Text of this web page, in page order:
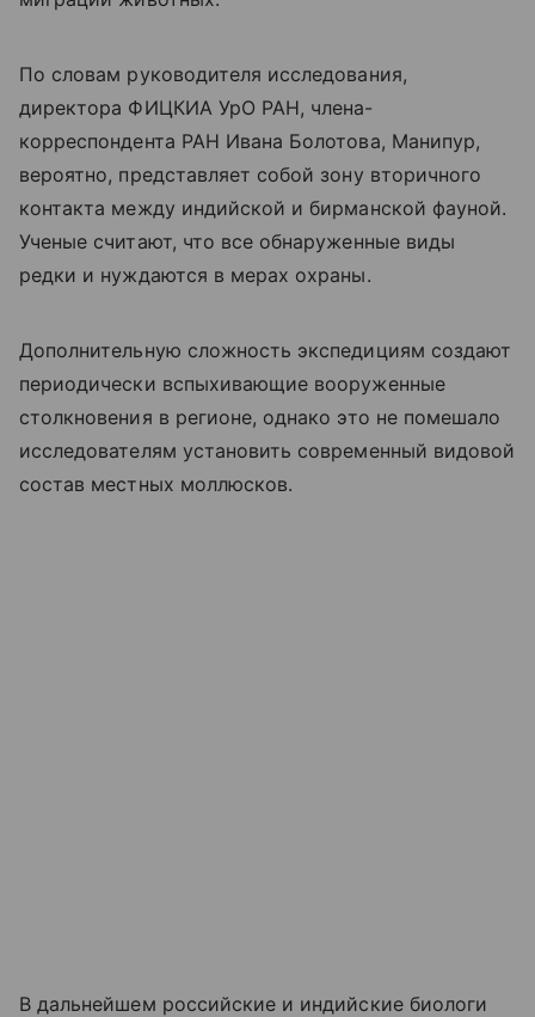
По словам руководителя исследования,
директора ФИЦКИА УрО РАН, члена-
корреспондента РАН Ивана Болотова, Манипур,
вероятно, представляет собой зону вторичного
контакта между индийской и бирманской фауной.
Ученые считают, что все обнаруженные виды
редки и нуждаются в мерах охраны.
Дополнительную сложность экспедициям создают
периодически вспыхивающие вооруженные
столкновения в регионе, однако это не помешало
исследователям установить современный видовой
состав местных моллюсков.
В дальнейшем российские и индийские биологи